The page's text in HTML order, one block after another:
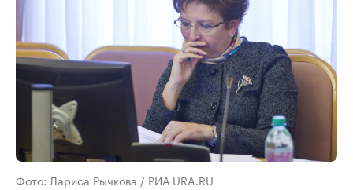
Фото: Лариса Рычкова / РИА URA.RU